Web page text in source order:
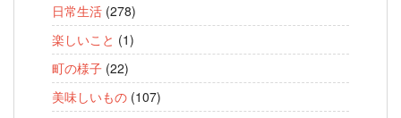
日常生活 (278)
楽しいこと (1)
町の様子 (22)
美味しいもの (107)